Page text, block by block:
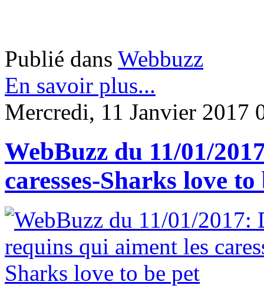
Publié dans Webbuzz
En savoir plus...
Mercredi, 11 Janvier 2017
WebBuzz du 11/01/
caresses-Sharks love to